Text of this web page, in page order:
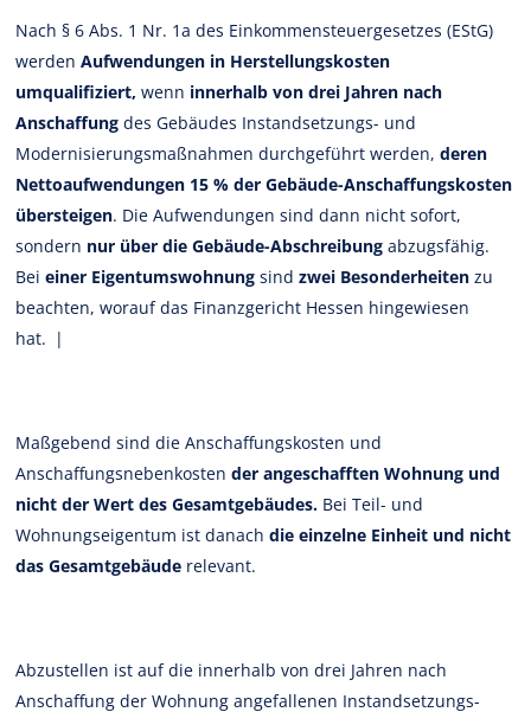
Nach § 6 Abs. 1 Nr. 1a des Einkommensteuergesetzes (EStG)
werdenAufwendungen in Herstellungskosten
umqualifiziert, wenn innerhalb von drei Jahren nach
Anschaffungdes Gebäudes Instandsetzungs- und
Modernisierungsmaßnahmen durchgeführt werden, deren
Nettoaufwendungen 15 % der Gebäude-Anschaffungskosten
übersteigen. Die Aufwendungen sind dann nicht sofort,
sondern nur über die Gebäude-Abschreibung abzugsfähig.
Beieiner Eigentumswohnung sindzwei Besonderheiten zu
beachten, worauf das Finanzgericht Hessen hingewiesen
hat. |
Maßgebend sind die Anschaffungskosten und
Anschaffungsnebenkostender angeschafften Wohnung und
nicht der Wert des Gesamtgebäudes. Bei Teil- und
Wohnungseigentum ist danachdie einzelne Einheit und nicht
das Gesamtgebäude relevant.
Abzustellen ist auf die innerhalb von drei Jahren nach
Anschaffung der Wohnung angefallenen Instandsetzungs-